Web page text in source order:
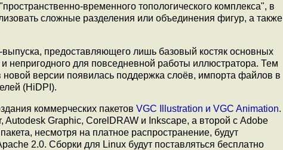
временного топологического комплекса", в
сложные разделения или объединения фигур, а также
предоставляющего лишь базовый костяк основных
непригодного для повседневной работы иллюстратора. Тем
версии появилась поддержка слоёв, импорта файлов в
(HiDPI).
коммерческих пакетов VGC Illustration и VGC Animation.
Graphic, CorelDRAW и Inkscape, а второй с Adobe
несмотря на платное распространение, будут
2.0. Сборки для Linux будут поставляться бесплатно